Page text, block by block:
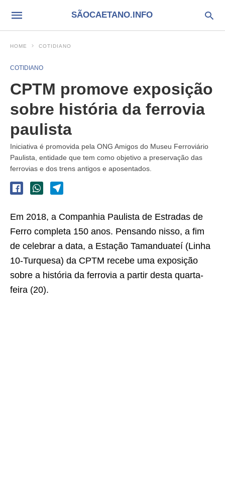
SÃOCAETANO.INFO
HOME COTIDIANO
COTIDIANO
CPTM promove exposição
sobre história da ferrovia
paulista
Iniciativa é promovida pela ONG Amigos do Museu Ferroviário
Paulista, entidade que tem como objetivo a preservação das
ferrovias e dos trens antigos e aposentados.
Em 2018, a Companhia Paulista de Estradas de
Ferro completa 150 anos. Pensando nisso, a fim
de celebrar a data, a Estação Tamanduateí (Linha
10-Turquesa) da CPTM recebe uma exposição
sobre a história da ferrovia a partir desta quarta-
feira (20).